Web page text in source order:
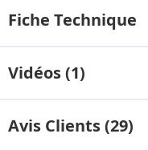
Fiche Technique
Vidéos (1)
Avis Clients (29)